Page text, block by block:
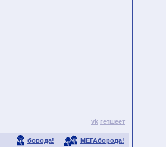
vk гетшеет
борода! МЕГАборода!